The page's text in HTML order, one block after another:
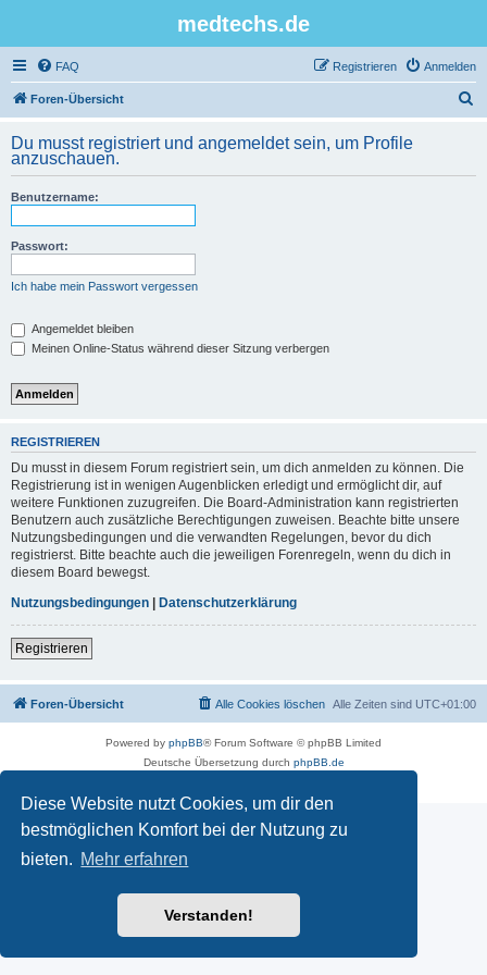
Diese Website nutzt Cookies, um dir den
bestmöglichen Komfort bei der Nutzung zu
bieten. Mehr erfahren
Verstanden!
medtechs.de
FAQ Anmelden
Registrieren
Foren-Übersicht
h
Du musst registriert und angemeldet sein, um Profile
anzuschauen.
Benutzername:
Passwort:
Ich habe mein Passwort vergessen
Angemeldet bleiben
Meinen Online-Status während dieser Sitzung verbergen
REGISTRIEREN
Du musst in diesem Forum registriert sein, um dich anmelden zu können. Die
Registrierung ist in wenigen Augenblicken erledigt und ermöglicht dir, auf
weitere Funktionen zuzugreifen. Die Board-Administration kann registrierten
Benutzern auch zusätzliche Berechtigungen zuweisen. Beachte bitte unsere
Nutzungsbedingungen und die verwandten Regelungen, bevor du dich
registrierst. Bitte beachte auch die jeweiligen Forenregeln, wenn du dich in
diesem Board bewegst.
Nutzungsbedingungen | Datenschutzerklärung
Registrieren
Foren-Übersicht Alle Zeiten sind UTC+01:00
Alle Cookies löschen
Powered by phpBB® Forum Software © phpBB Limited
Deutsche Übersetzung durch phpBB.de